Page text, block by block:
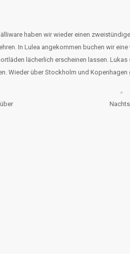
haben wir wieder einen
In Lulea angekommen buchen wir
lächerlich erscheinen lassen.
Wieder über Stockholm und